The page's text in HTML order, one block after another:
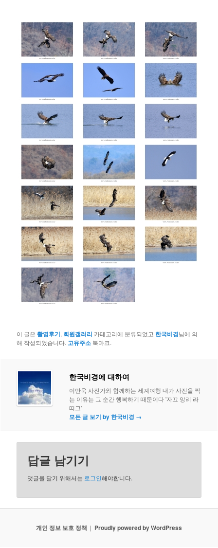
이 글은촬영후기, 회원갤러리 카테고리에 분류되었고 한국비경님에 의
해 작성되었습니다. 고유주소 북마크.
한국비경에 대하여
이만욱 사진가와 함께하는 세계여행 내가 사진을 찍
는 이유는 그 순간 행복하기 때문이다 '자끄 앙리 라
띠그'
모든 글 보기 by 한국비경 →
답글 남기기
댓글을 달기 위해서는 로그인해야합니다.
개인 정보 보호 정책 Proudly powered by WordPress